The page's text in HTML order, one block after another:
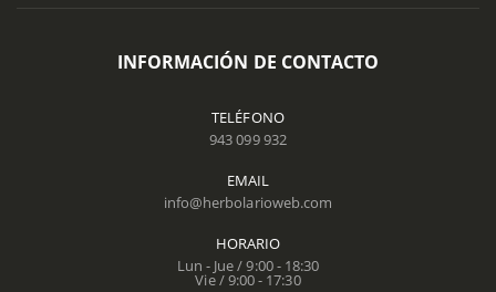
INFORMACIÓN DE CONTACTO
TELÉFONO
943 099 932
EMAIL
info@herbolarioweb.com
HORARIO
Lun - Jue / 9:00 - 18:30
Vie / 9:00 - 17:30